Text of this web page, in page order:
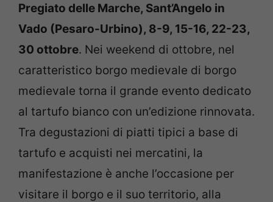
Pregiato delle Marche, Sant’Angelo in
Vado (Pesaro-Urbino), 8-9, 15-16, 22-23,
30 ottobre. Nei weekend di ottobre, nel
caratteristico borgo medievale di borgo
medievale torna il grande evento dedicato
al tartufo bianco con un’edizione rinnovata.
Tra degustazioni di piatti tipici a base di
tartufo e acquisti nei mercatini, la
manifestazione è anche l’occasione per
visitare il borgo e il suo territorio, alla